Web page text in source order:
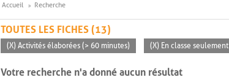
Accueil Recherche
TOUTES LES FICHES (13)
(X) Activités élaborées (> 60 minutes) (X) En classe seulement
Votre recherche n'a donné aucun résultat